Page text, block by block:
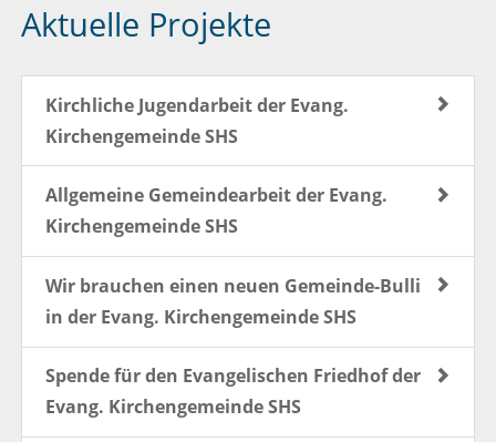
Aktuelle Projekte
Kirchliche Jugendarbeit der Evang.
Kirchengemeinde SHS
Allgemeine Gemeindearbeit der Evang.
Kirchengemeinde SHS
Wir brauchen einen neuen Gemeinde-Bulli
in der Evang. Kirchengemeinde SHS
Spende für den Evangelischen Friedhof der
Evang. Kirchengemeinde SHS